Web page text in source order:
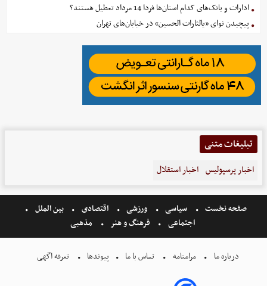
ادارات و بانک‌های کدام استان‌ها فردا 14 مرداد تعطیل هستند؟
پیچیدن نوای «یالثارات الحسین» در خیابان‌های تهران
تبلیغات متنی
اخبار پرسپولیس اخبار استقلال
صفحه نخست سیاسی ورزشی اقتصادی
بین الملل
اجتماعی
فرهنگ و هنر مذهبی
درباره ما مرامنامه تماس با ما پیوندها تعرفه اگهی